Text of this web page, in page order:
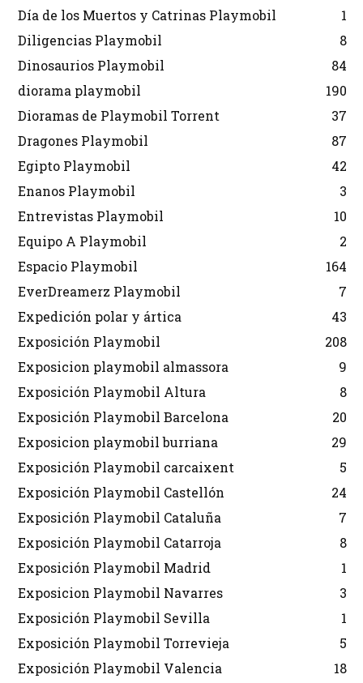
Día de los Muertos y Catrinas Playmobil
1
Diligencias Playmobil
8
Dinosaurios Playmobil
84
diorama playmobil
190
Dioramas de Playmobil Torrent
37
Dragones Playmobil
87
Egipto Playmobil
42
Enanos Playmobil
3
Entrevistas Playmobil
10
Equipo A Playmobil
2
Espacio Playmobil
164
EverDreamerz Playmobil
7
Expedición polar y ártica
43
Exposición Playmobil
208
Exposicion playmobil almassora
9
Exposición Playmobil Altura
8
Exposición Playmobil Barcelona
20
Exposicion playmobil burriana
29
Exposición Playmobil carcaixent
5
Exposición Playmobil Castellón
24
Exposición Playmobil Cataluña
7
Exposición Playmobil Catarroja
8
Exposición Playmobil Madrid
1
Exposicion Playmobil Navarres
3
Exposición Playmobil Sevilla
1
Exposición Playmobil Torrevieja
5
Exposición Playmobil Valencia
18